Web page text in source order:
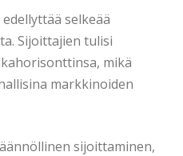
selkeää
Sijoittajien tulisi
mikä
markkinoiden
sijoittaminen,